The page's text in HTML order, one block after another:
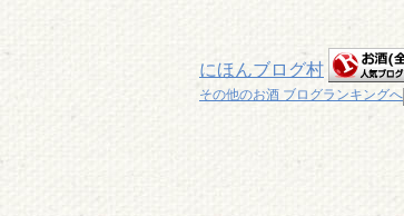
にほんブログ村
その他のお酒 ブログランキングへ